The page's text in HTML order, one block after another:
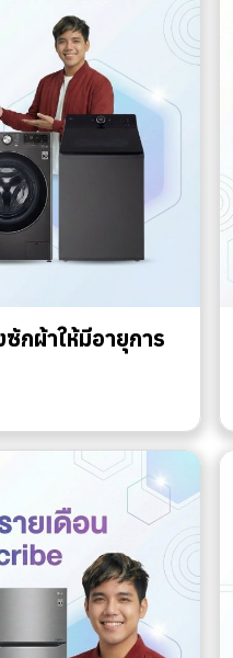
กผ้าให้มีอายุการ